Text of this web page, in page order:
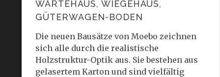
WARTEHAUS, WIEGEHAUS,
GÜTERWAGEN-BODEN
Die neuen Bausätze von Moebo zeichnen
sich alle durch die realistische
Holzstruktur-Optik aus. Sie bestehen aus
gelasertem Karton und sind vielfältig